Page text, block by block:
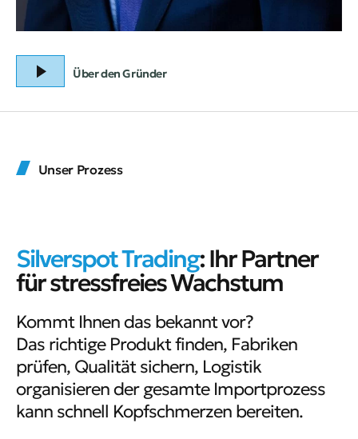
Über den Gründer
Unser Prozess
Silverspot Trading: Ihr Partner
für stressfreies Wachstum
Kommt Ihnen das bekannt vor?
Das richtige Produkt finden, Fabriken
prüfen, Qualität sichern, Logistik
organisieren der gesamte Importprozess
kann schnell Kopfschmerzen bereiten.